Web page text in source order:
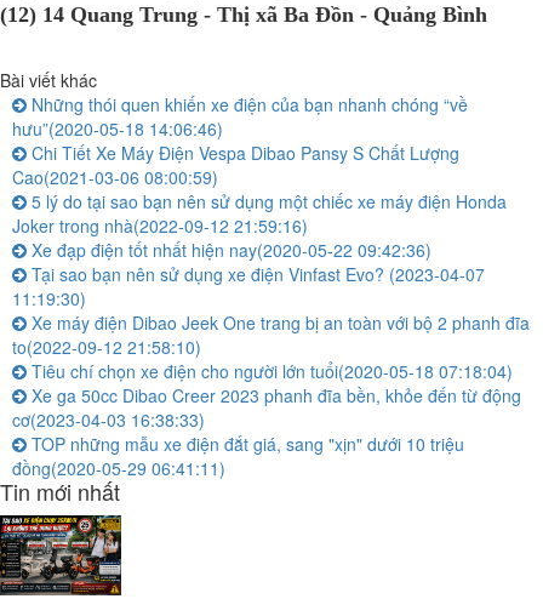
(12) 14 Quang Trung - Thị xã Ba Đồn - Quảng Bình
Bài viết khác
Những thói quen khiến xe điện của bạn nhanh chóng “về
hưu”(2020-05-18 14:06:46)
Chi Tiết Xe Máy Điện Vespa Dibao Pansy S Chất Lượng
Cao(2021-03-06 08:00:59)
5 lý do tại sao bạn nên sử dụng một chiếc xe máy điện Honda
Joker trong nhà(2022-09-12 21:59:16)
Xe đạp điện tốt nhất hiện nay(2020-05-22 09:42:36)
Tại sao bạn nên sử dụng xe điện Vinfast Evo? (2023-04-07
11:19:30)
Xe máy điện Dibao Jeek One trang bị an toàn với bộ 2 phanh đĩa
to(2022-09-12 21:58:10)
Tiêu chí chọn xe điện cho người lớn tuổi(2020-05-18 07:18:04)
Xe ga 50cc Dibao Creer 2023 phanh đĩa bền, khỏe đến từ động
cơ(2023-04-03 16:38:33)
TOP những mẫu xe điện đắt giá, sang "xịn" dưới 10 triệu
đồng(2020-05-29 06:41:11)
Tin mới nhất